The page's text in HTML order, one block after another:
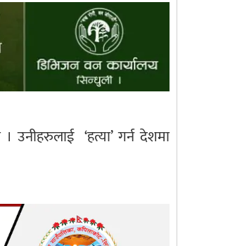
उनीहरुलाई ‘हत्या’ गर्न देशमा